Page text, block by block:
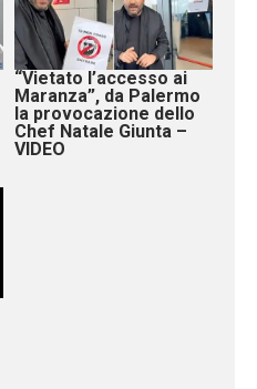
“Vietato l’accesso ai
Maranza”, da Palermo
la provocazione dello
Chef Natale Giunta –
VIDEO